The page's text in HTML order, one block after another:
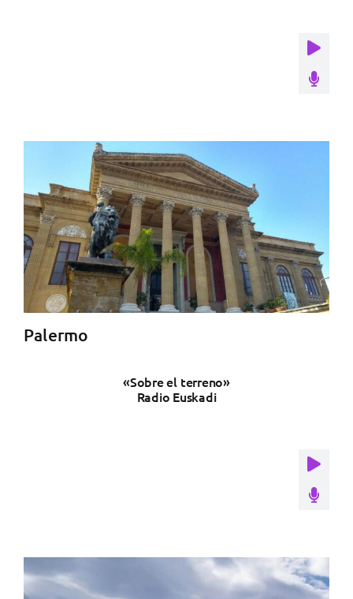
Palermo
«Sobre el terreno»
Radio Euskadi